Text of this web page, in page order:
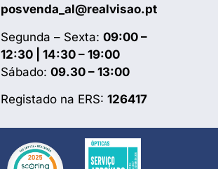
posvenda_al@realvisao.pt
Segunda – Sexta:09:00 –
12:30 | 14:30 – 19:00
Sábado:09.30 – 13:00
Registado na ERS:126417